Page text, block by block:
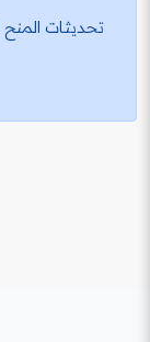
تحديثات المنح